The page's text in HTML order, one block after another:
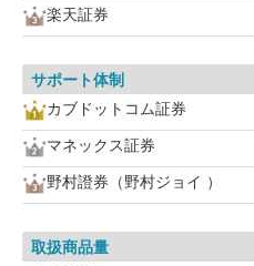
楽天証券
サポート体制
カブドットコム証券
マネックス証券
野村證券（野村ジョイ ）
取扱商品量